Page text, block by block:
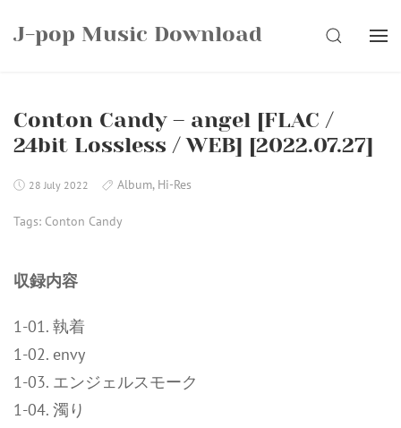
J-pop Music Download SEARCH
Conton Candy – angel [FLAC /
24bit Lossless / WEB] [2022.07.27]
28 July 2022 Album, Hi-Res
Tags: Conton Candy
収録内容
1-01. 執着
1-02. envy
1-03. エンジェルスモーク
1-04. 濁り